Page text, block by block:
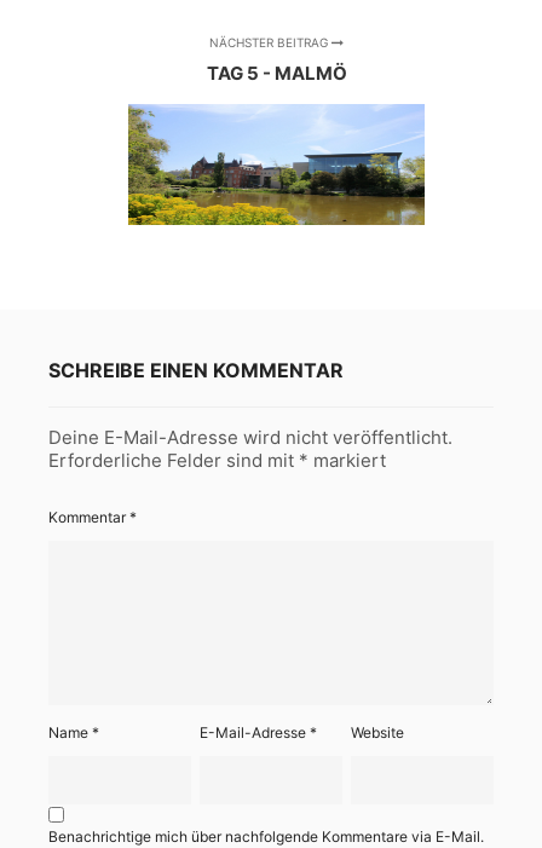
NÄCHSTER BEITRAG
TAG 5 - MALMÖ
SCHREIBE EINEN KOMMENTAR
Deine E-Mail-Adresse wird nicht veröffentlicht.
Erforderliche Felder sind mit * markiert
Kommentar*
Name * E-Mail-Adresse* Website
Benachrichtige mich über nachfolgende Kommentare via E-Mail.